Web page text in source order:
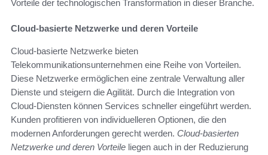
Vorteile der technologischen Transformation in dieser Branche.
Cloud-basierte Netzwerke und deren Vorteile
Cloud-basierte Netzwerke bieten
Telekommunikationsunternehmen eine Reihe von Vorteilen.
Diese Netzwerke ermöglichen eine zentrale Verwaltung aller
Dienste und steigern die Agilität. Durch die Integration von
Cloud-Diensten können Services schneller eingeführt werden.
Kunden profitieren von individuelleren Optionen, die den
modernen Anforderungen gerecht werden. Cloud-basierten
Netzwerke und deren Vorteile liegen auch in der Reduzierung